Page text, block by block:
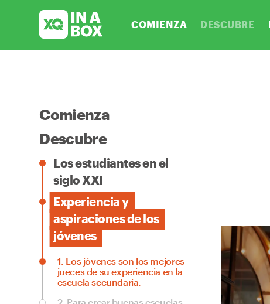
COMIENZA DESCUBRE
Comienza
Descubre
Los estudiantes en el
siglo XXI
Experiencia y
aspiraciones de los
jóvenes
1.
Los jóvenes son los mejores
jueces de su experiencia en la
escuela secundaria.